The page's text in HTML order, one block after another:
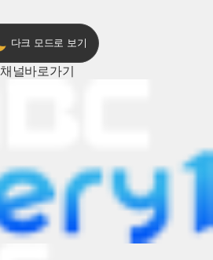
다크 모드로 보기
채널바로가기